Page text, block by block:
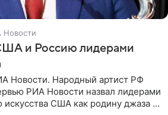
и Россию лидерами
Новости. Народный артист РФ
РИА Новости назвал лидерами
искусства США как родину джаза и